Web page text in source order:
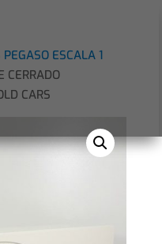
ESCALA 1
CERRADO
CARS